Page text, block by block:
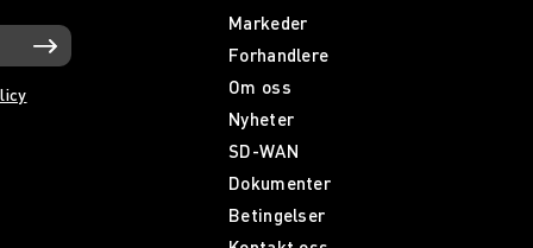
Markeder
Forhandlere
Om oss
Nyheter
SD-WAN
Dokumenter
Betingelser